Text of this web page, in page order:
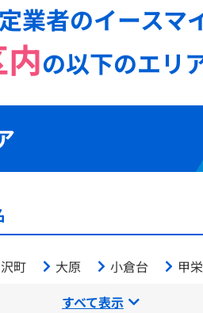
業者のイースマ
の以下のエリ
町 大原 小倉台 甲
すべて表示